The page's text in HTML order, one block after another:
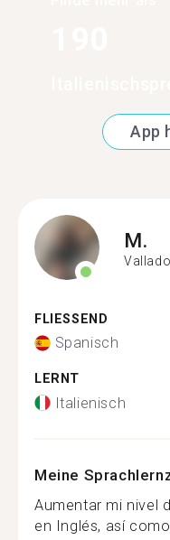
App
M.
FLIESSEND
Spanisch
LERNT
Italienisch
Meine
Aumentar mi nivel
en Inglés, así